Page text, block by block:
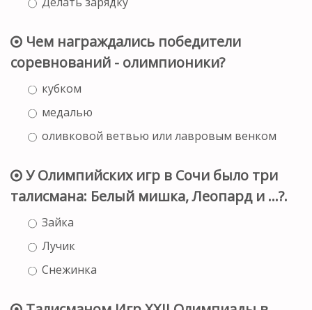
Чем награждались победители
соревнований - олимпионики?
кубком
медалью
оливковой ветвью или лавровым венком
У Олимпийских игр в Сочи было три
талисмана: Белый мишка, Леопард и …?.
Зайка
Лучик
Снежинка